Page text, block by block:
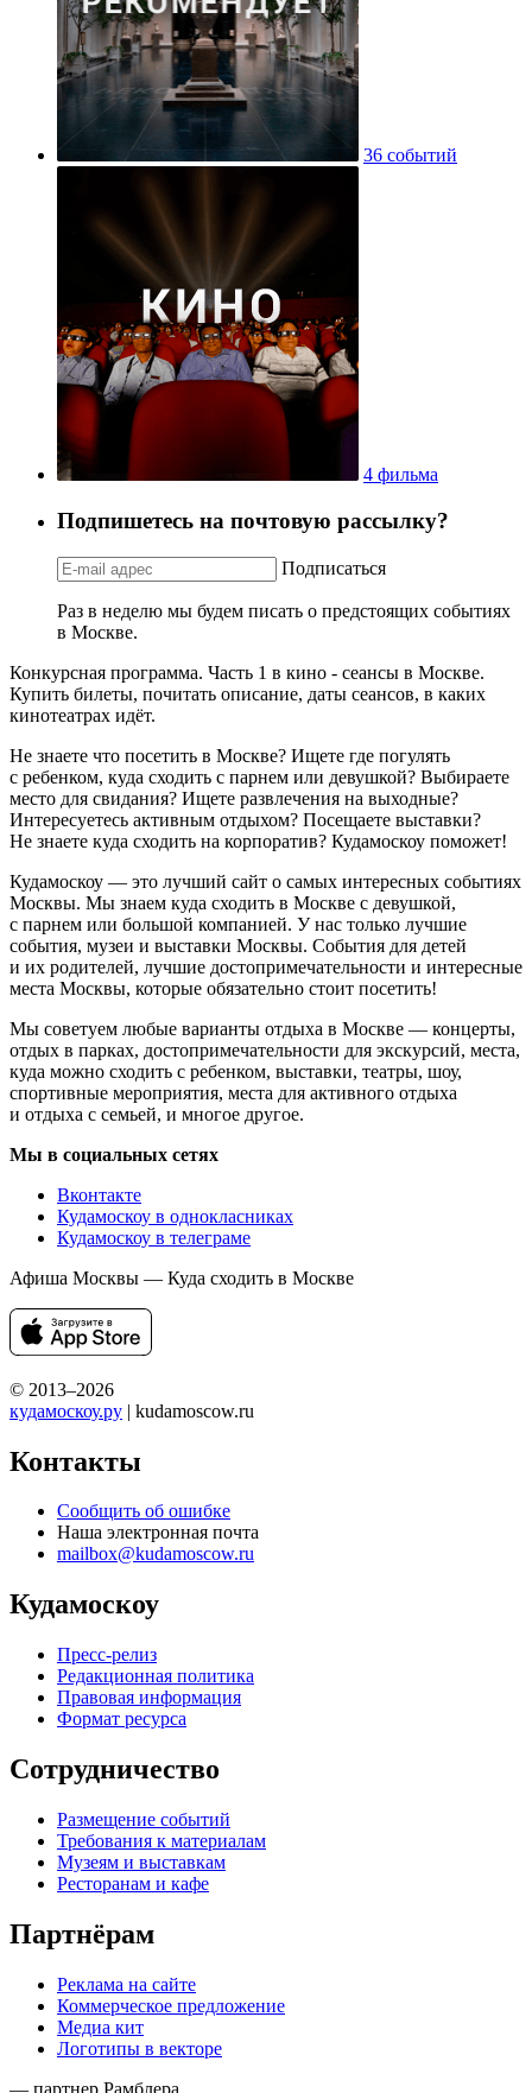
36 событий
4 фильма
Подпишетесь на почтовую рассылку?
Подписаться
Раз в неделю мы будем писать о предстоящих событиях
в Москве.
Конкурсная программа. Часть 1 в кино - сеансы в Москве.
Купить билеты, почитать описание, даты сеансов, в каких
кинотеатрах идёт.
Не знаете что посетить в Москве? Ищете где погулять
с ребенком, куда сходить с парнем или девушкой? Выбираете
место для свидания? Ищете развлечения на выходные?
Интересуетесь активным отдыхом? Посещаете выставки?
Не знаете куда сходить на корпоратив? Кудамоскоу поможет!
Кудамоскоу — это лучший сайт о самых интересных событиях
Москвы. Мы знаем куда сходить в Москве с девушкой,
с парнем или большой компанией. У нас только лучшие
события, музеи и выставки Москвы. События для детей
и их родителей, лучшие достопримечательности и интересные
места Москвы, которые обязательно стоит посетить!
Мы советуем любые варианты отдыха в Москве — концерты,
отдых в парках, достопримечательности для экскурсий, места,
куда можно сходить с ребенком, выставки, театры, шоу,
спортивные мероприятия, места для активного отдыха
и отдыха с семьей, и многое другое.
Мы в социальных сетях
Вконтакте
Кудамоскоу в однокласниках
Кудамоскоу в телеграме
Афиша Москвы — Куда сходить в Москве
© 2013–2026
кудамоскоу.ру | kudamoscow.ru
Контакты
Сообщить об ошибке
Наша электронная почта
mailbox@kudamoscow.ru
Кудамоскоу
Пресс-релиз
Редакционная политика
Правовая информация
Формат ресурса
Сотрудничество
Размещение событий
Требования к материалам
Музеям и выставкам
Ресторанам и кафе
Партнёрам
Реклама на сайте
Коммерческое предложение
Медиа кит
Логотипы в векторе
— партнер Рамблера